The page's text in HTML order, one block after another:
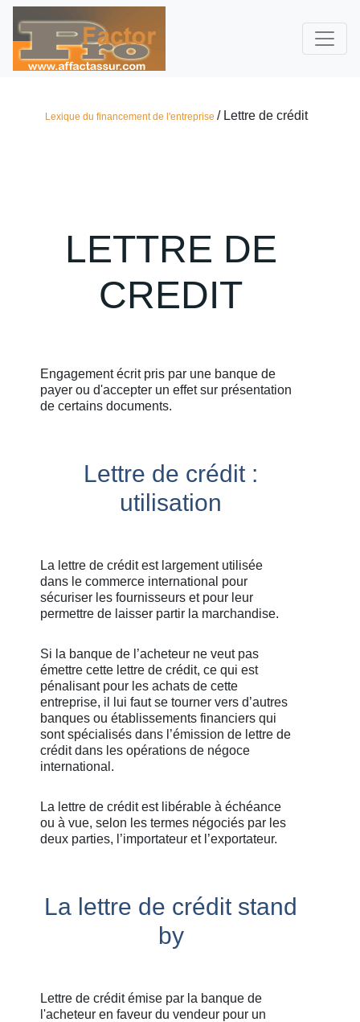
Lexique du financement de l'entreprise / Lettre de crédit
LETTRE DE
CREDIT
Engagement écrit pris par une banque de
payer ou d'accepter un effet sur présentation
de certains documents.
Lettre de crédit :
utilisation
La lettre de crédit est largement utilisée
dans le commerce international pour
sécuriser les fournisseurs et pour leur
permettre de laisser partir la marchandise.
Si la banque de l’acheteur ne veut pas
émettre cette lettre de crédit, ce qui est
pénalisant pour les achats de cette
entreprise, il lui faut se tourner vers d’autres
banques ou établissements financiers qui
sont spécialisés dans l’émission de lettre de
crédit dans les opérations de négoce
international.
La lettre de crédit est libérable à échéance
ou à vue, selon les termes négociés par les
deux parties, l’importateur et l’exportateur.
La lettre de crédit stand
by
Lettre de crédit émise par la banque de
l'acheteur en faveur du vendeur pour un